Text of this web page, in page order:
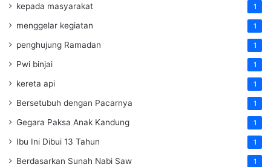
kepada masyarakat 1
menggelar kegiatan 1
penghujung Ramadan 1
Pwi binjai 1
kereta api 1
Bersetubuh dengan Pacarnya 1
Gegara Paksa Anak Kandung 1
Ibu Ini Dibui 13 Tahun 1
Berdasarkan Sunah Nabi Saw 1